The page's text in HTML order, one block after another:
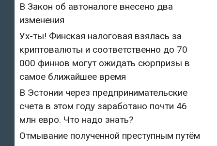
В Закон об автоналоге внесено два
изменения
Ух-ты! Финская налоговая взялась за
криптовалюты и соответственно до 70
000 финнов могут ожидать сюрпризы в
самое ближайшее время
В Эстонии через предпринимательские
счета в этом году заработано почти 46
млн евро. Что надо знать?
Отмывание полученной преступным путём